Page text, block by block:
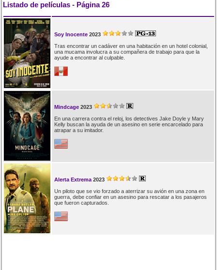
Listado de películas - Página 26
Soy Inocente 2023
Tras encontrar un cadáver en una habitación en un hotel colonial,
una mucama involucra a su compañera de trabajo para que la
ayude a encontrar al culpable.
Mindcage 2023
En una carrera contra el reloj, los detectives Jake Doyle y Mary
Kelly buscan la ayuda de un asesino en serie encarcelado para
atrapar a su imitador.
Alerta Extrema 2023
Un piloto que se vio forzado a aterrizar su avión en una zona en
guerra, debe confiar en un asesino para rescatar a los pasajeros
que fueron capturados.